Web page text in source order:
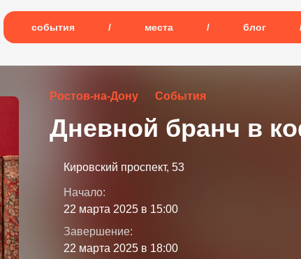
события / места / блог
Ростов-на-Дону События
Дневной бранч в
Кировский проспект, 53
Начало:
22 марта 2025 в 15:00
Завершение:
22 марта 2025 в 18:00